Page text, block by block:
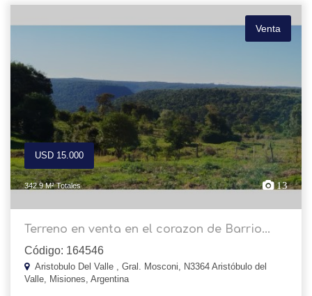
Venta
USD 15.000
342.9 M² Totales 13
Terreno en venta en el corazon de Barrio...
Código: 164546
Aristobulo Del Valle , Gral. Mosconi, N3364 Aristóbulo del
Valle, Misiones, Argentina